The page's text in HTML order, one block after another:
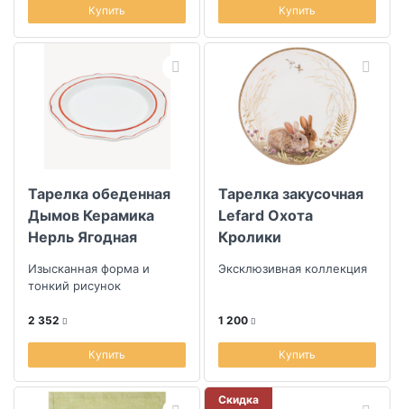
Купить Купить
Тарелка обеденная
Дымов Керамика
Нерль Ягодная
Изысканная форма и
тонкий рисунок
2 352
Купить
Тарелка закусочная
Lefard Охота
Кролики
Эксклюзивная коллекция
1 200
Купить
Скидка